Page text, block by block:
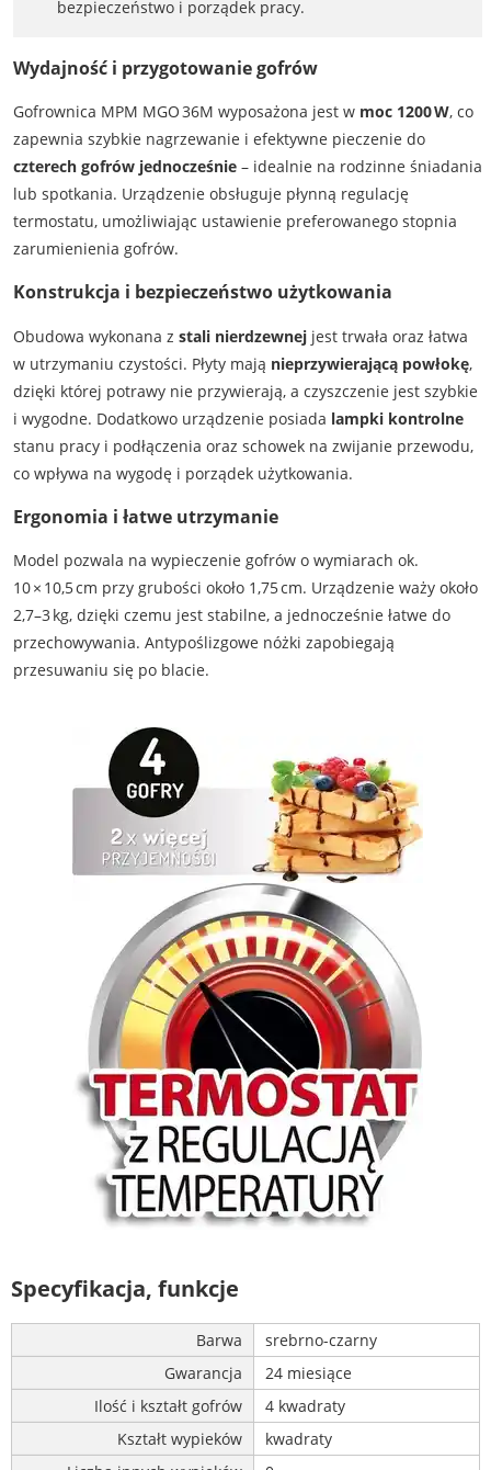
bezpieczeństwo i porządek pracy.
Wydajność i przygotowanie gofrów
Gofrownica MPM MGO 36M wyposażona jest w moc 1200 W, co
zapewnia szybkie nagrzewanie i efektywne pieczenie do
czterech gofrów jednocześnie– idealnie na rodzinne śniadania
lub spotkania. Urządzenie obsługuje płynną regulację
termostatu, umożliwiając ustawienie preferowanego stopnia
zarumienienia gofrów.
Konstrukcja i bezpieczeństwo użytkowania
Obudowa wykonana z stali nierdzewnejjest trwała oraz łatwa
w utrzymaniu czystości. Płyty mają nieprzywierającą powłokę,
dzięki której potrawy nie przywierają, a czyszczenie jest szybkie
i wygodne. Dodatkowo urządzenie posiada lampki kontrolne
stanu pracy i podłączenia oraz schowek na zwijanie przewodu,
co wpływa na wygodę i porządek użytkowania.
Ergonomia i łatwe utrzymanie
Model pozwala na wypieczenie gofrów o wymiarach ok.
10 × 10,5 cm przy grubości około 1,75 cm. Urządzenie waży około
2,7–3 kg, dzięki czemu jest stabilne, a jednocześnie łatwe do
przechowywania. Antypoślizgowe nóżki zapobiegają
przesuwaniu się po blacie.
Specyfikacja, funkcje
Barwa
srebrno-czarny
Gwarancja
24 miesiące
Ilość i kształt gofrów
4 kwadraty
Kształt wypieków
kwadraty